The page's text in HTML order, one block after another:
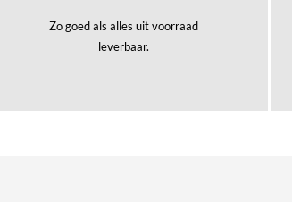
Zo goed als alles uit voorraad
leverbaar.